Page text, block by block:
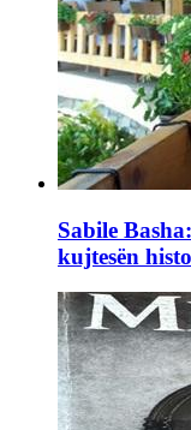
Sabile
kujtesën